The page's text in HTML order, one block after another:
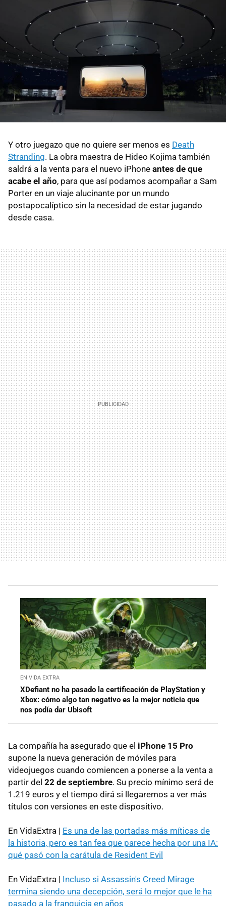
Y otro juegazo que no quiere ser menos es Death
Stranding. La obra maestra de Hideo Kojima también
saldrá a la venta para el nuevo iPhone antes de que
acabe el año, para que así podamos acompañar a Sam
Porter en un viaje alucinante por un mundo
postapocalíptico sin la necesidad de estar jugando
desde casa.
EN VIDA EXTRA
XDefiant no ha pasado la certificación de PlayStation y
Xbox: cómo algo tan negativo es la mejor noticia que
nos podía dar Ubisoft
La compañía ha asegurado que el iPhone 15 Pro
supone la nueva generación de móviles para
videojuegos cuando comiencen a ponerse a la venta a
partir del 22 de septiembre. Su precio mínimo será de
1.219 euros y el tiempo dirá si llegaremos a ver más
títulos con versiones en este dispositivo.
En VidaExtra | Es una de las portadas más míticas de
la historia, pero es tan fea que parece hecha por una IA:
qué pasó con la carátula de Resident Evil
En VidaExtra | Incluso si Assassin's Creed Mirage
termina siendo una decepción, será lo mejor que le ha
pasado a la franquicia en años